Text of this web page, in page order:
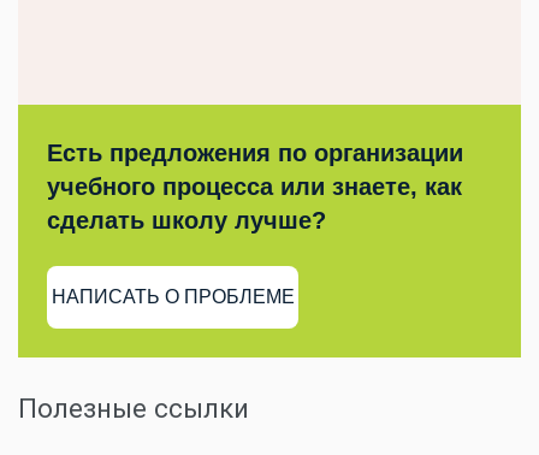
Есть предложения по организации
учебного процесса или знаете, как
сделать школу лучше?
НАПИСАТЬ О ПРОБЛЕМЕ
Полезные ссылки